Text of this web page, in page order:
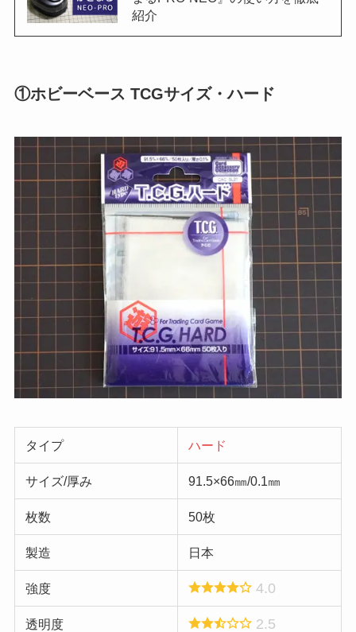
紹介
①ホビーベース TCGサイズ・ハード
タイプ ハード
サイズ/厚み 91.5×66㎜/0.1㎜
枚数 50枚
製造 日本
強度 4.0
透明度 2.5